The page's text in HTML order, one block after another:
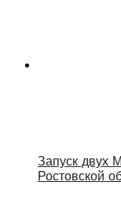
Запуск двух
Ростовской